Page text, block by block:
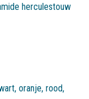
herculestouw
oranje, rood,